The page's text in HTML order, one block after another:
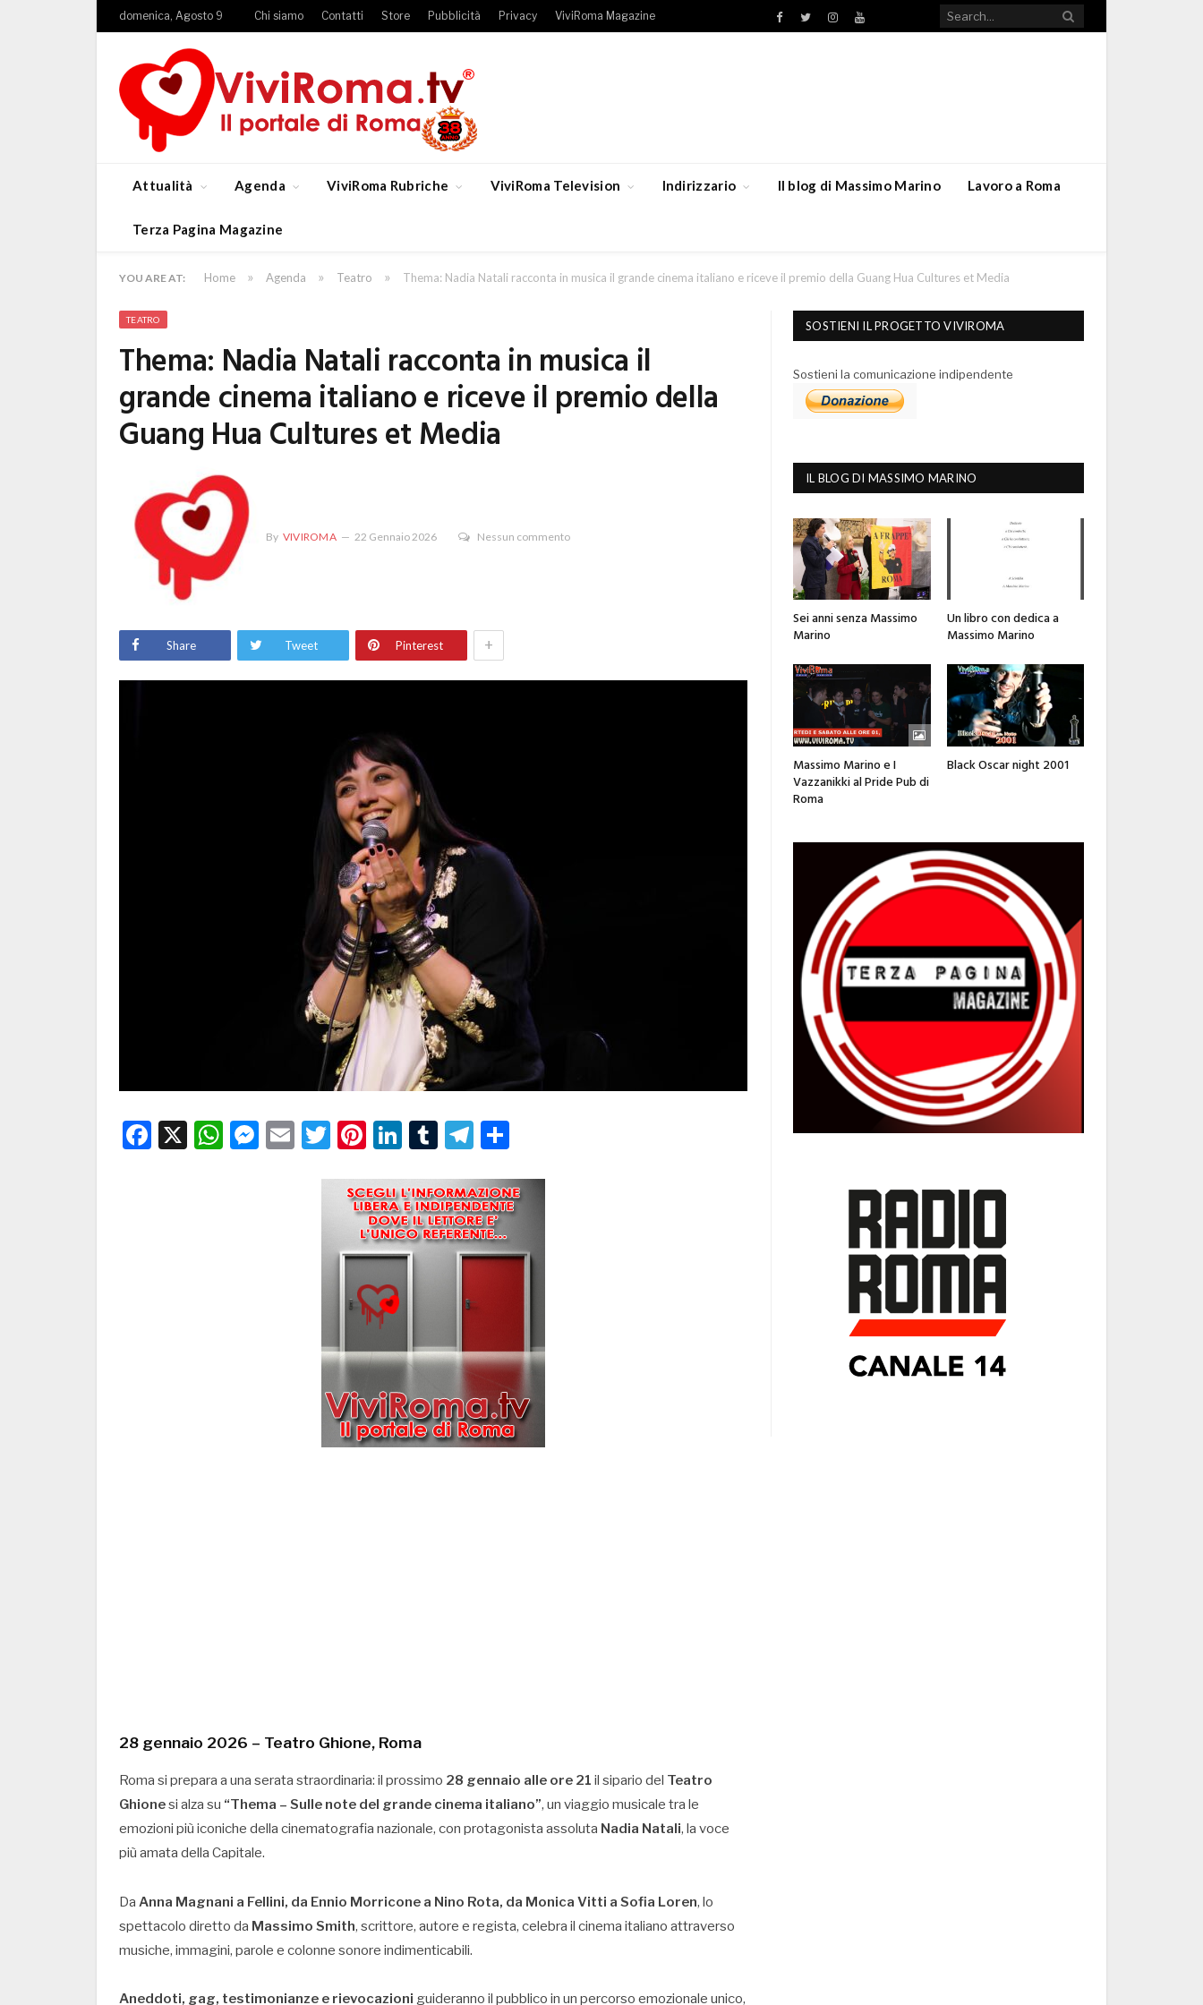
domenica, Agosto 9 Chi siamo Contatti Store Pubblicità Privacy ViviRoma Magazine Facebook
TwitterInstagramYouTube
Attualità Agenda ViviRoma Rubriche ViviRoma Television Indirizzario Il blog di Massimo Marino Lavoro a Roma
Terza Pagina Magazine
YOU ARE AT: Home » Agenda » Teatro » Thema: Nadia Natali racconta in musica il grande cinema italiano e riceve il premio della Guang Hua Cultures et Media
TEATRO
Thema: Nadia Natali racconta in musica il
grande cinema italiano e riceve il premio della
Guang Hua Cultures et Media
By VIVIROMA 22 Gennaio 2026 Nessun commento
Share Tweet Pinterest +
Facebook
X WhatsApp
Messenger
EmailTwitter
Pinterest
LinkedIn
TumblrTelegram
28 gennaio 2026 – Teatro Ghione, Roma
Roma si prepara a una serata straordinaria: il prossimo 28 gennaio alle ore 21 il sipario del Teatro
Ghionesi alza su “Thema – Sulle note del grande cinema italiano”, un viaggio musicale tra le
emozioni più iconiche della cinematografia nazionale, con protagonista assoluta Nadia Natali, la voce
più amata della Capitale.
Da Anna Magnani a Fellini, da Ennio Morricone a Nino Rota, da Monica Vitti a Sofia Loren, lo
spettacolo diretto da Massimo Smith, scrittore, autore e regista, celebra il cinema italiano attraverso
musiche, immagini, parole e colonne sonore indimenticabili.
Aneddoti, gag, testimonianze e rievocazioni guideranno il pubblico in un percorso emozionale unico,
SOSTIENI IL PROGETTO VIVIROMA
Sostieni la comunicazione indipendente
IL BLOG DI MASSIMO MARINO
Sei anni senza Massimo
Marino
Un libro con dedica a
Massimo Marino
Massimo Marino e I
Vazzanikki al Pride Pub di
Roma
Black Oscar night 2001